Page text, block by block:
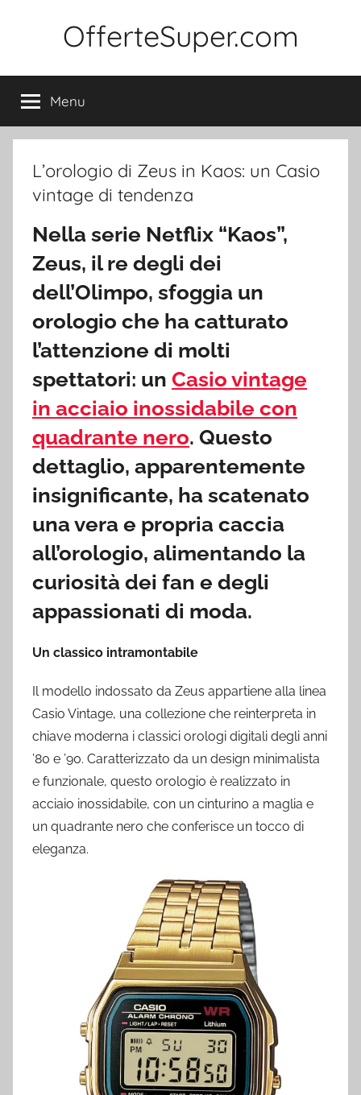
OfferteSuper.com
Menu
L’orologio di Zeus in Kaos: un Casio
vintage di tendenza
Nella serie Netflix “Kaos”,
Zeus, il re degli dei
dell’Olimpo, sfoggia un
orologio che ha catturato
l’attenzione di molti
spettatori: un Casio vintage
in acciaio inossidabile con
quadrante nero. Questo
dettaglio, apparentemente
insignificante, ha scatenato
una vera e propria caccia
all’orologio, alimentando la
curiosità dei fan e degli
appassionati di moda.
Un classico intramontabile
Il modello indossato da Zeus appartiene alla linea
Casio Vintage, una collezione che reinterpreta in
chiave moderna i classici orologi digitali degli anni
’80 e ’90. Caratterizzato da un design minimalista
e funzionale, questo orologio è realizzato in
acciaio inossidabile, con un cinturino a maglia e
un quadrante nero che conferisce un tocco di
eleganza.